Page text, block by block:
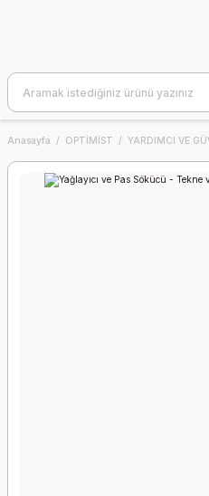
Anasayfa OPTİMİST YARDIMCI VE